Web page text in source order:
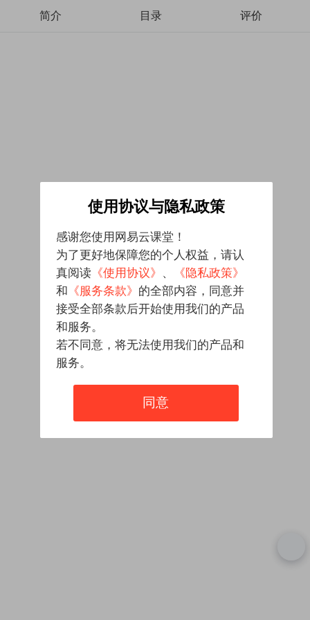
简介 目录 评价
使用协议与隐私政策
感谢您使用网易云课堂！
为了更好地保障您的个人权益，请认
真阅读 《使用协议》 、
《隐私政策》
和 《服务条款》 的全部内容，同意并
接受全部条款后开始使用我们的产品
和服务。
若不同意，将无法使用我们的产品和
服务。
同意